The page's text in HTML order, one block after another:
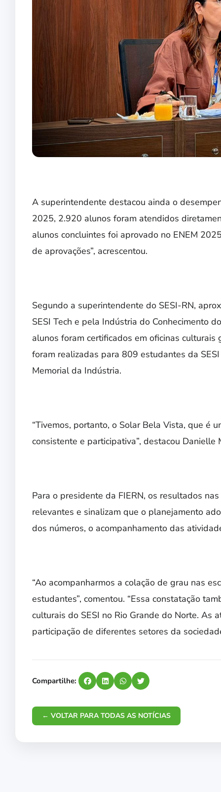
A superintendente destacou ainda o
2025, 2.920 alunos foram atendidos
alunos concluintes foi aprovado no ENEM
de aprovações”, acrescentou.
Segundo a superintendente do SESI-RN,
SESI Tech e pela Indústria do Conhecimento
alunos foram certificados em oficinas
foram realizadas para 809 estudantes da
Memorial da Indústria.
“Tivemos, portanto, o Solar Bela Vista, que é
consistente e participativa”, destacou Danielle
Para o presidente da FIERN, os resultados
relevantes e sinalizam que o planejamento
dos números, o acompanhamento das
“Ao acompanharmos a colação de grau nas
estudantes”, comentou. “Essa constatação
culturais do SESI no Rio Grande do Norte. As
participação de diferentes setores da
Compartilhe:
← VOLTAR PARA TODAS AS NOTÍCIAS